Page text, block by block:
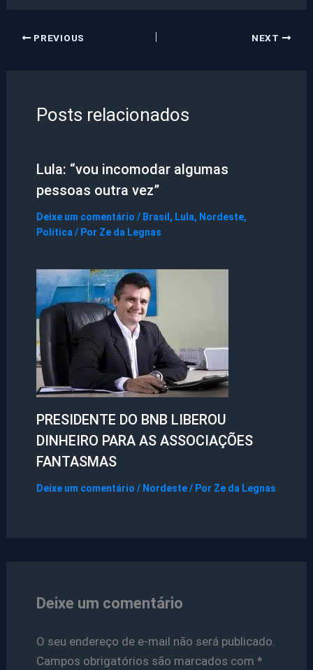
PREVIOUS NEXT
Posts relacionados
Lula: “vou incomodar algumas
pessoas outra vez”
Deixe um comentário / Brasil , Lula, Nordeste,
Política / Por Ze da Legnas
PRESIDENTE DO BNB LIBEROU
DINHEIRO PARA AS ASSOCIAÇÕES
FANTASMAS
Deixe um comentário / Nordeste/ Por Ze da Legnas
Deixe um comentário
O seu endereço de e-mail não será publicado.
Campos obrigatórios são marcados com *